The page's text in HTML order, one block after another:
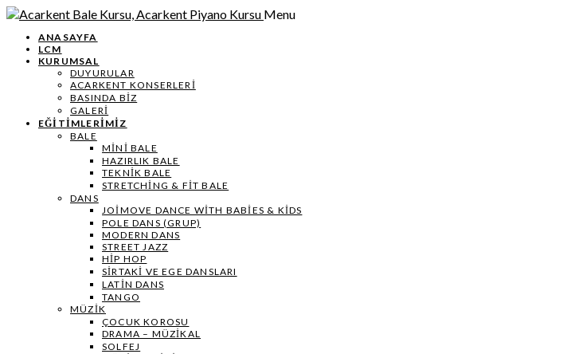
Menu
ANASAYFA
LCM
KURUMSAL
DUYURULAR
ACARKENT KONSERLERİ
BASINDA BİZ
GALERİ
EĞİTİMLERİMİZ
BALE
MİNİ BALE
HAZIRLIK BALE
TEKNIK BALE
STRETCHING & FIT BALE
DANS
JOIMOVE DANCE WITH BABIES & KIDS
POLE DANS (GRUP)
MODERN DANS
STREET JAZZ
HIP HOP
SIRTAKI VE EGE DANSLARI
LATIN DANS
TANGO
MÜZIK
ÇOCUK KOROSU
DRAMA – MÜZIKAL
SOLFEJ